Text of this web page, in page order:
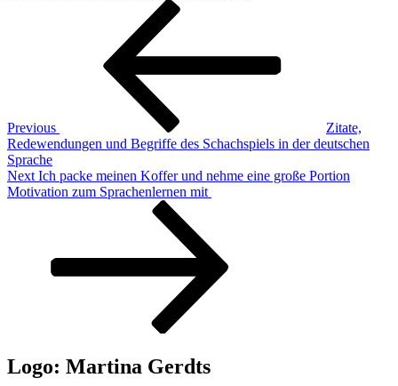
Previous
Zitate,
Redewendungen und Begriffe des Schachspiels in der deutschen
Sprache
Next
Post
Next Ich packe meinen Koffer und nehme eine große Portion
Motivation zum Sprachenlernen mit
Logo: Martina Gerdts